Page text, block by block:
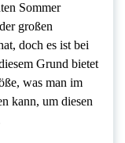
Sommer
großen
doch es ist bei
Grund bietet
was man im
kann, um diesen